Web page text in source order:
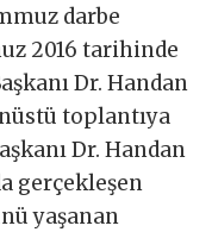
darbe
2016 tarihinde
Dr. Handan
toplantıya
Dr. Handan
gerçekleşen
yaşanan